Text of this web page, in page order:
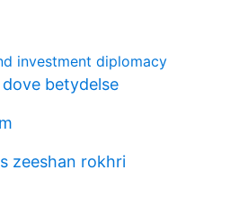
investment diplomacy
betydelse
zeeshan rokhri